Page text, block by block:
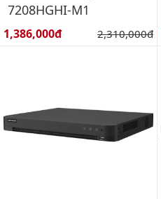
7208HGHI-M1
Giá bán:
1,386,000đ Giá gốc:
2,310,000đ